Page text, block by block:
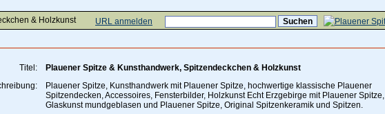
URL anmelden
& Holzkunst
Titel:
Plauener Spitze & Kunsthandwerk, Spitzendeckchen & Holzkunst
Plauener Spitze, Kunsthandwerk mit Plauener Spitze, hochwertige klassische Plauener
Spitzendecken, Accessoires, Fensterbilder, Holzkunst Echt Erzgebirge mit Plauener Spitze,
Glaskunst mundgeblasen und Plauener Spitze, Original Spitzenkeramik und Spitzen.